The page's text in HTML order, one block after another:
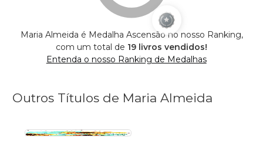
Maria Almeida é Medalha Ascensão no nosso Ranking,
com um total de 19 livros vendidos!
Entenda o nosso Ranking de Medalhas
Outros Títulos de Maria Almeida